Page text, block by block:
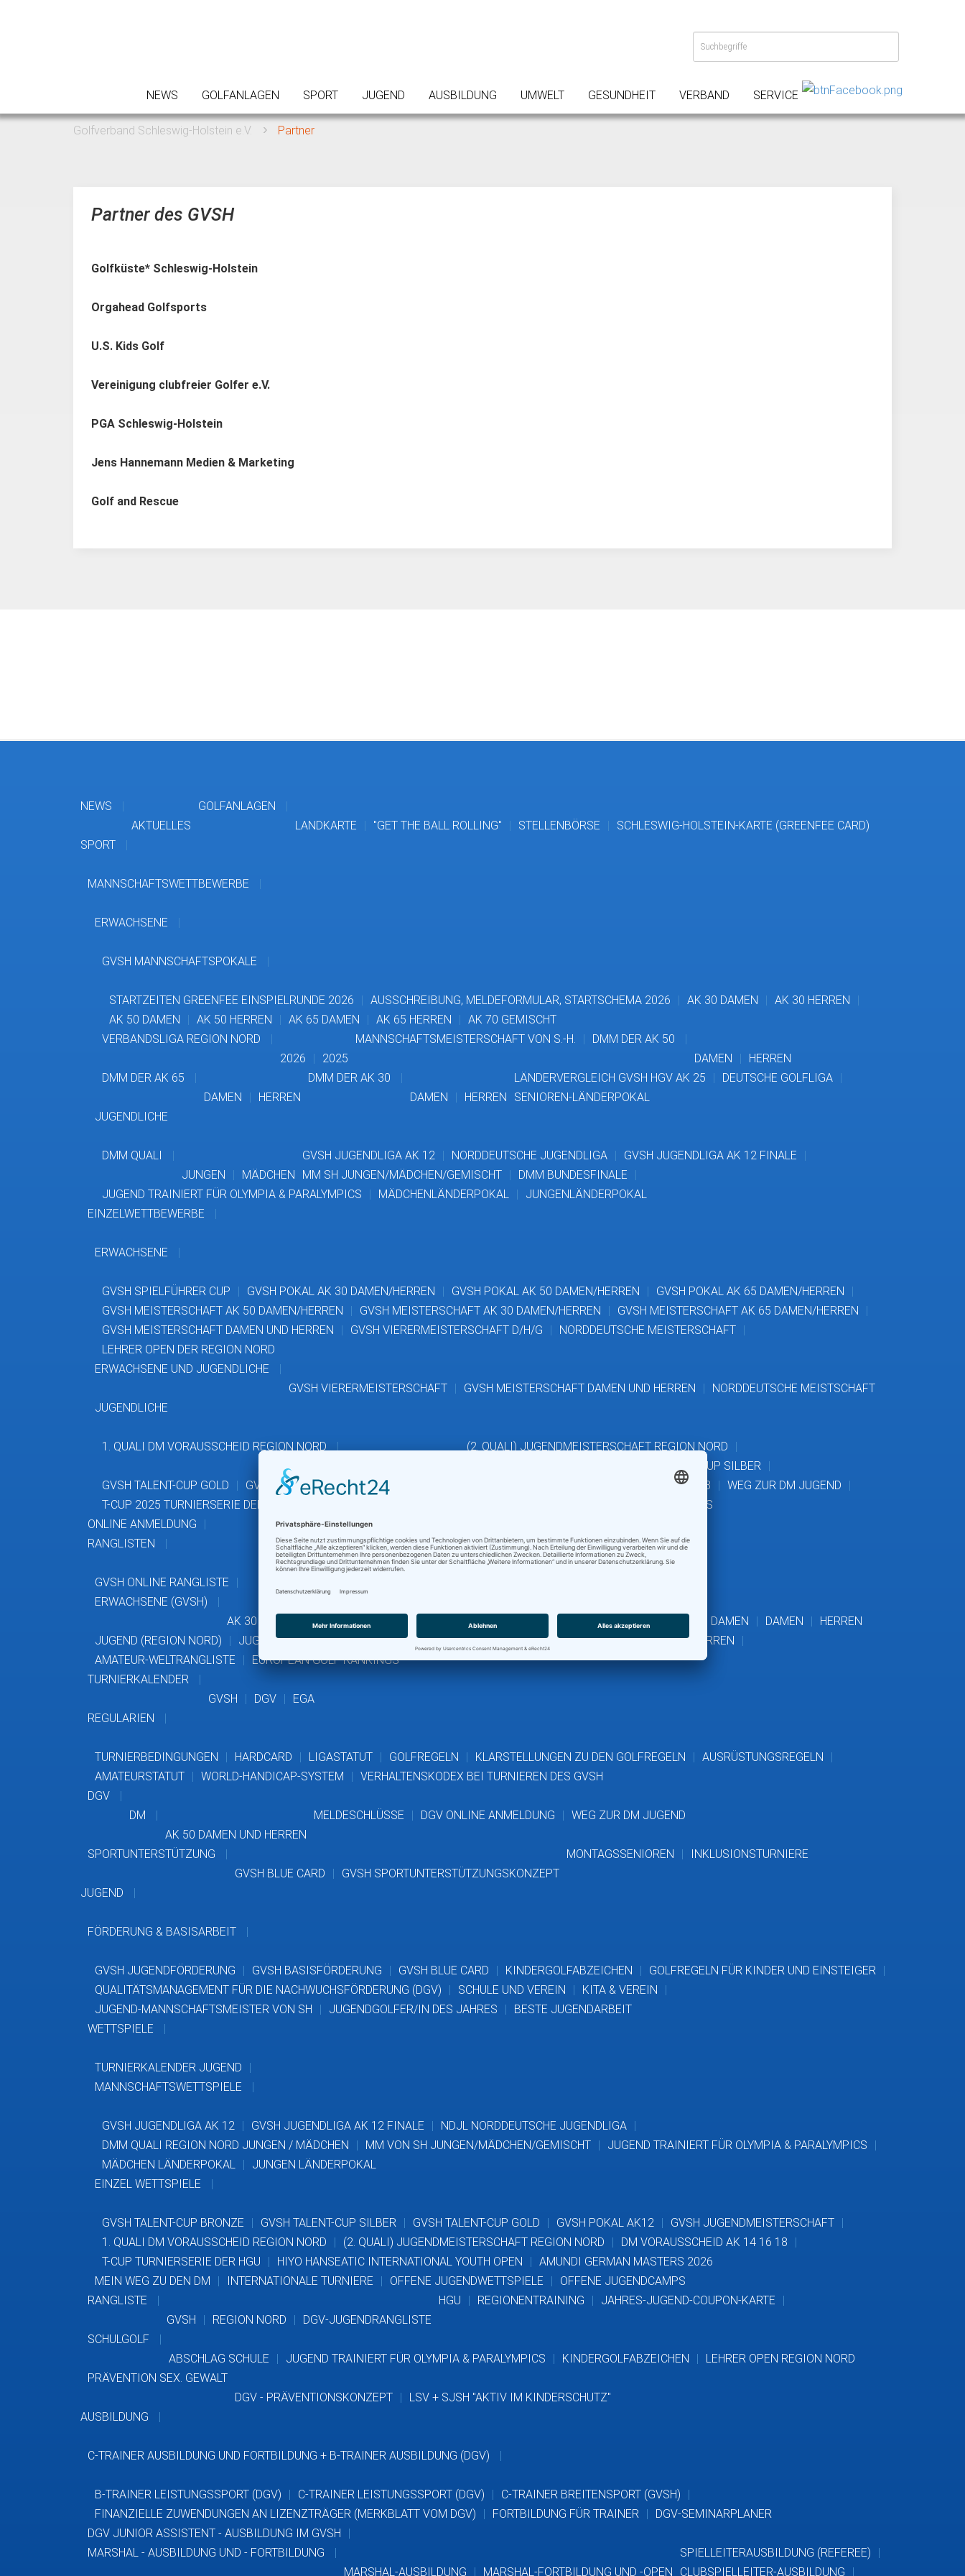
NEWS GOLFANLAGEN SPORT JUGEND AUSBILDUNG UMWELT GESUNDHEIT VERBAND SERVICE
Golfverband Schleswig-Holstein e.V. Partner
Partner des GVSH
Golfküste* Schleswig-Holstein
Orgahead Golfsports
U.S. Kids Golf
Vereinigung clubfreier Golfer e.V.
PGA Schleswig-Holstein
Jens Hannemann Medien & Marketing
Golf and Rescue
NEWS
AKTUELLES
GOLFANLAGEN
LANDKARTE
"GET THE BALL ROLLING" STELLENBÖRSE
SCHLESWIG-HOLSTEIN-KARTE (GREENFEE CARD)
SPORT
MANNSCHAFTSWETTBEWERBE
ERWACHSENE
GVSH MANNSCHAFTSPOKALE
STARTZEITEN GREENFEE EINSPIELRUNDE 2026 AUSSCHREIBUNG, MELDEFORMULAR, STARTSCHEMA 2026 AK 30 DAMEN
AK 30 HERREN
AK 50 DAMEN
AK 50 HERREN AK 65 DAMEN AK 65 HERREN
AK 70 GEMISCHT
VERBANDSLIGA REGION NORD
2026
2025
MANNSCHAFTSMEISTERSCHAFT VON S.-H.
DMM DER AK 50
DAMEN
HERREN
DMM DER AK 65
DAMEN
HERREN
DMM DER AK 30
DAMEN
HERREN
LÄNDERVERGLEICH GVSH HGV AK 25
DEUTSCHE GOLFLIGA
SENIOREN-LÄNDERPOKAL
JUGENDLICHE
DMM QUALI
JUNGEN
MÄDCHEN
GVSH JUGENDLIGA AK 12 NORDDEUTSCHE JUGENDLIGA
GVSH JUGENDLIGA AK 12 FINALE
MM SH JUNGEN/MÄDCHEN/GEMISCHT
DMM BUNDESFINALE
JUGEND TRAINIERT FÜR OLYMPIA & PARALYMPICS
MÄDCHENLÄNDERPOKAL
JUNGENLÄNDERPOKAL
EINZELWETTBEWERBE
ERWACHSENE
GVSH SPIELFÜHRER CUP GVSH POKAL AK 30 DAMEN/HERREN GVSH POKAL AK 50 DAMEN/HERREN
GVSH POKAL AK 65 DAMEN/HERREN
GVSH MEISTERSCHAFT AK 50 DAMEN/HERREN
GVSH MEISTERSCHAFT AK 30 DAMEN/HERREN
GVSH MEISTERSCHAFT AK 65 DAMEN/HERREN
GVSH MEISTERSCHAFT DAMEN UND HERREN
GVSH VIERERMEISTERSCHAFT D/H/G
NORDDEUTSCHE MEISTERSCHAFT
LEHRER OPEN DER REGION NORD
ERWACHSENE UND JUGENDLICHE
GVSH VIERERMEISTERSCHAFT
GVSH MEISTERSCHAFT DAMEN UND HERREN
NORDDEUTSCHE MEISTSCHAFT
JUGENDLICHE
1. QUALI DM VORAUSSCHEID REGION NORD
(2. QUALI) JUGENDMEISTERSCHAFT REGION NORD
GVSH TALENT-CUP SILBER
GVSH TALENT-CUP GOLD
GVSH JUGENDMEISTERSCHAFT DM VORAUSSCHEID AK 14, 16, 18
WEG ZUR DM JUGEND
T-CUP 2025 TURNIERSERIE DER HGU
AMUNDI GERMAN MASTERS
ONLINE ANMELDUNG
RANGLISTEN
GVSH ONLINE RANGLISTE
ERWACHSENE (GVSH)
AK 30 HERREN
AK 50 HERREN AK 65 HERREN AK 50 DAMEN AK 65 DAMEN DAMEN
HERREN
JUGEND (REGION NORD)
JUGEND (GVSH) DGV-JUGENDRANGLISTE EGA AMATEUR DAMEN
EGA AMATEUR HERREN
AMATEUR-WELTRANGLISTE
EUROPEAN GOLF RANKINGS
TURNIERKALENDER
GVSH
DGV
EGA
REGULARIEN
TURNIERBEDINGUNGEN HARDCARD LIGASTATUT GOLFREGELN KLARSTELLUNGEN ZU DEN GOLFREGELN
AUSRÜSTUNGSREGELN
AMATEURSTATUT
WORLD-HANDICAP-SYSTEM
VERHALTENSKODEX BEI TURNIEREN DES GVSH
DGV
DM
AK 50 DAMEN UND HERREN
MELDESCHLÜSSE DGV ONLINE ANMELDUNG WEG ZUR DM JUGEND
SPORTUNTERSTÜTZUNG
GVSH BLUE CARD
GVSH SPORTUNTERSTÜTZUNGSKONZEPT
MONTAGSSENIOREN INKLUSIONSTURNIERE
JUGEND
FÖRDERUNG & BASISARBEIT
GVSH JUGENDFÖRDERUNG GVSH BASISFÖRDERUNG GVSH BLUE CARD KINDERGOLFABZEICHEN
GOLFREGELN FÜR KINDER UND EINSTEIGER
QUALITÄTSMANAGEMENT FÜR DIE NACHWUCHSFÖRDERUNG (DGV)
SCHULE UND VEREIN
KITA & VEREIN
JUGEND-MANNSCHAFTSMEISTER VON SH
JUGENDGOLFER/IN DES JAHRES
BESTE JUGENDARBEIT
WETTSPIELE
TURNIERKALENDER JUGEND
MANNSCHAFTSWETTSPIELE
GVSH JUGENDLIGA AK 12 GVSH JUGENDLIGA AK 12 FINALE
NDJL NORDDEUTSCHE JUGENDLIGA
DMM QUALI REGION NORD JUNGEN / MÄDCHEN
MM VON SH JUNGEN/MÄDCHEN/GEMISCHT
JUGEND TRAINIERT FÜR OLYMPIA & PARALYMPICS
MÄDCHEN LÄNDERPOKAL
JUNGEN LÄNDERPOKAL
EINZEL WETTSPIELE
GVSH TALENT-CUP BRONZE GVSH TALENT-CUP SILBER GVSH TALENT-CUP GOLD GVSH POKAL AK12
GVSH JUGENDMEISTERSCHAFT
1. QUALI DM VORAUSSCHEID REGION NORD
(2. QUALI) JUGENDMEISTERSCHAFT REGION NORD
DM VORAUSSCHEID AK 14 16 18
T-CUP TURNIERSERIE DER HGU
HIYO HANSEATIC INTERNATIONAL YOUTH OPEN
AMUNDI GERMAN MASTERS 2026
MEIN WEG ZU DEN DM
INTERNATIONALE TURNIERE OFFENE JUGENDWETTSPIELE
OFFENE JUGENDCAMPS
RANGLISTE
GVSH
REGION NORD DGV-JUGENDRANGLISTE
HGU REGIONENTRAINING JAHRES-JUGEND-COUPON-KARTE
SCHULGOLF
ABSCHLAG SCHULE
JUGEND TRAINIERT FÜR OLYMPIA & PARALYMPICS KINDERGOLFABZEICHEN
LEHRER OPEN REGION NORD
PRÄVENTION SEX. GEWALT
DGV - PRÄVENTIONSKONZEPT
LSV + SJSH "AKTIV IM KINDERSCHUTZ"
AUSBILDUNG
C-TRAINER AUSBILDUNG UND FORTBILDUNG + B-TRAINER AUSBILDUNG (DGV)
B-TRAINER LEISTUNGSSPORT (DGV) C-TRAINER LEISTUNGSSPORT (DGV)
C-TRAINER BREITENSPORT (GVSH)
FINANZIELLE ZUWENDUNGEN AN LIZENZTRÄGER (MERKBLATT VOM DGV)
FORTBILDUNG FÜR TRAINER
DGV-SEMINARPLANER
DGV JUNIOR ASSISTENT - AUSBILDUNG IM GVSH
MARSHAL - AUSBILDUNG UND - FORTBILDUNG
MARSHAL-AUSBILDUNG
MARSHAL-FORTBILDUNG UND -OPEN
SPIELLEITERAUSBILDUNG (REFEREE)
CLUBSPIELLEITER-AUSBILDUNG